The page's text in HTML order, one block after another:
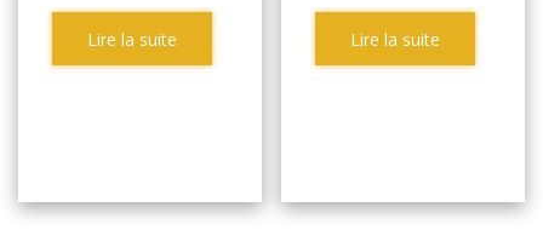
Lire la suite Lire la suite